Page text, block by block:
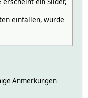
einfallen, würde
Anmerkungen